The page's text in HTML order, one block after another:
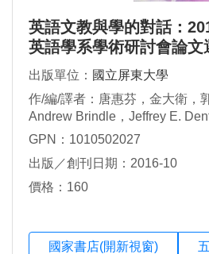
英語文教與學的對話：
英語學系學術研討會論文
出版單位： 國立屏東大學
作/編/譯者：唐惠芬，金大衛，
Andrew Brindle，Jeffrey E.
GPN：1010502027
出版／創刊日期：2016-10
價格：160
國家書店(開新視窗)